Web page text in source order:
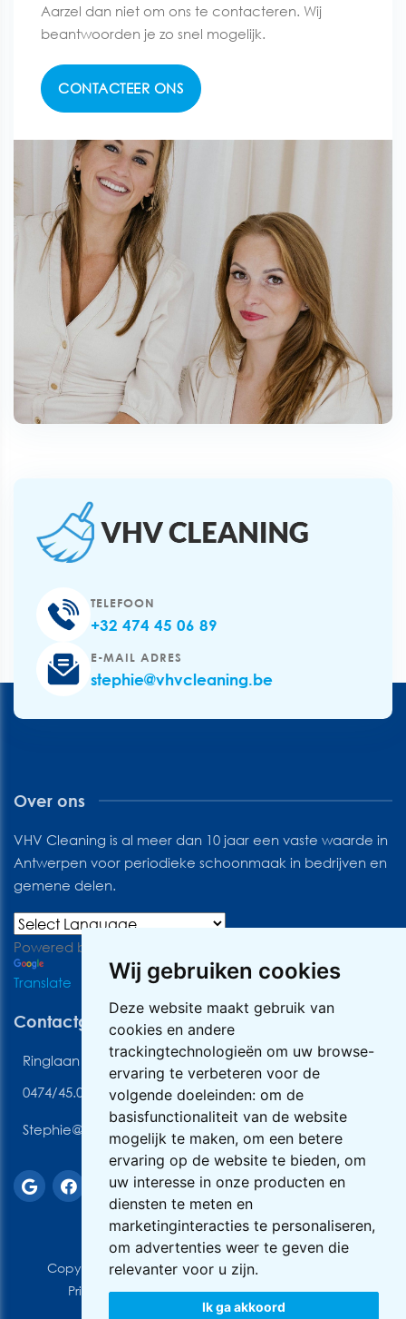
Wij gebruiken cookies
Deze website maakt gebruik van
cookies en andere
trackingtechnologieën om uw browse-
ervaring te verbeteren voor de
volgende doeleinden: om de
basisfunctionaliteit van de website
mogelijk te maken, om een betere
ervaring op de website te bieden, om
uw interesse in onze producten en
diensten te meten en
marketinginteracties te personaliseren,
om advertenties weer te geven die
relevanter voor u zijn.
Ik ga akkoord
Aarzel dan niet om ons te contacteren. Wij
beantwoorden je zo snel mogelijk.
CONTACTEER ONS
TELEFOON
+32 474 45 06 89
E-MAIL ADRES
stephie@vhvcleaning.be
Over ons
VHV Cleaning is al meer dan 10 jaar een vaste waarde in
Antwerpen voor periodieke schoonmaak in bedrijven en
gemene delen.
Powered by
Translate
Contactgegevens
Ringlaan 3, 2170 Antwerpen
0474/45.06.89
Stephie@vhvcleaning.be
Copyright © 2026 VHV Cleaning. All rights reserved
Privacy & Cookies|UP-TO-DATE WebDesign